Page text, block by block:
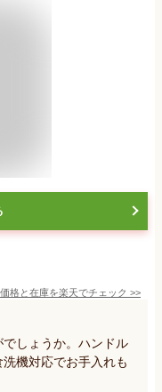
価格と在庫を楽天でチェック >>
しょうか。ハンドル
機対応でお手入れも